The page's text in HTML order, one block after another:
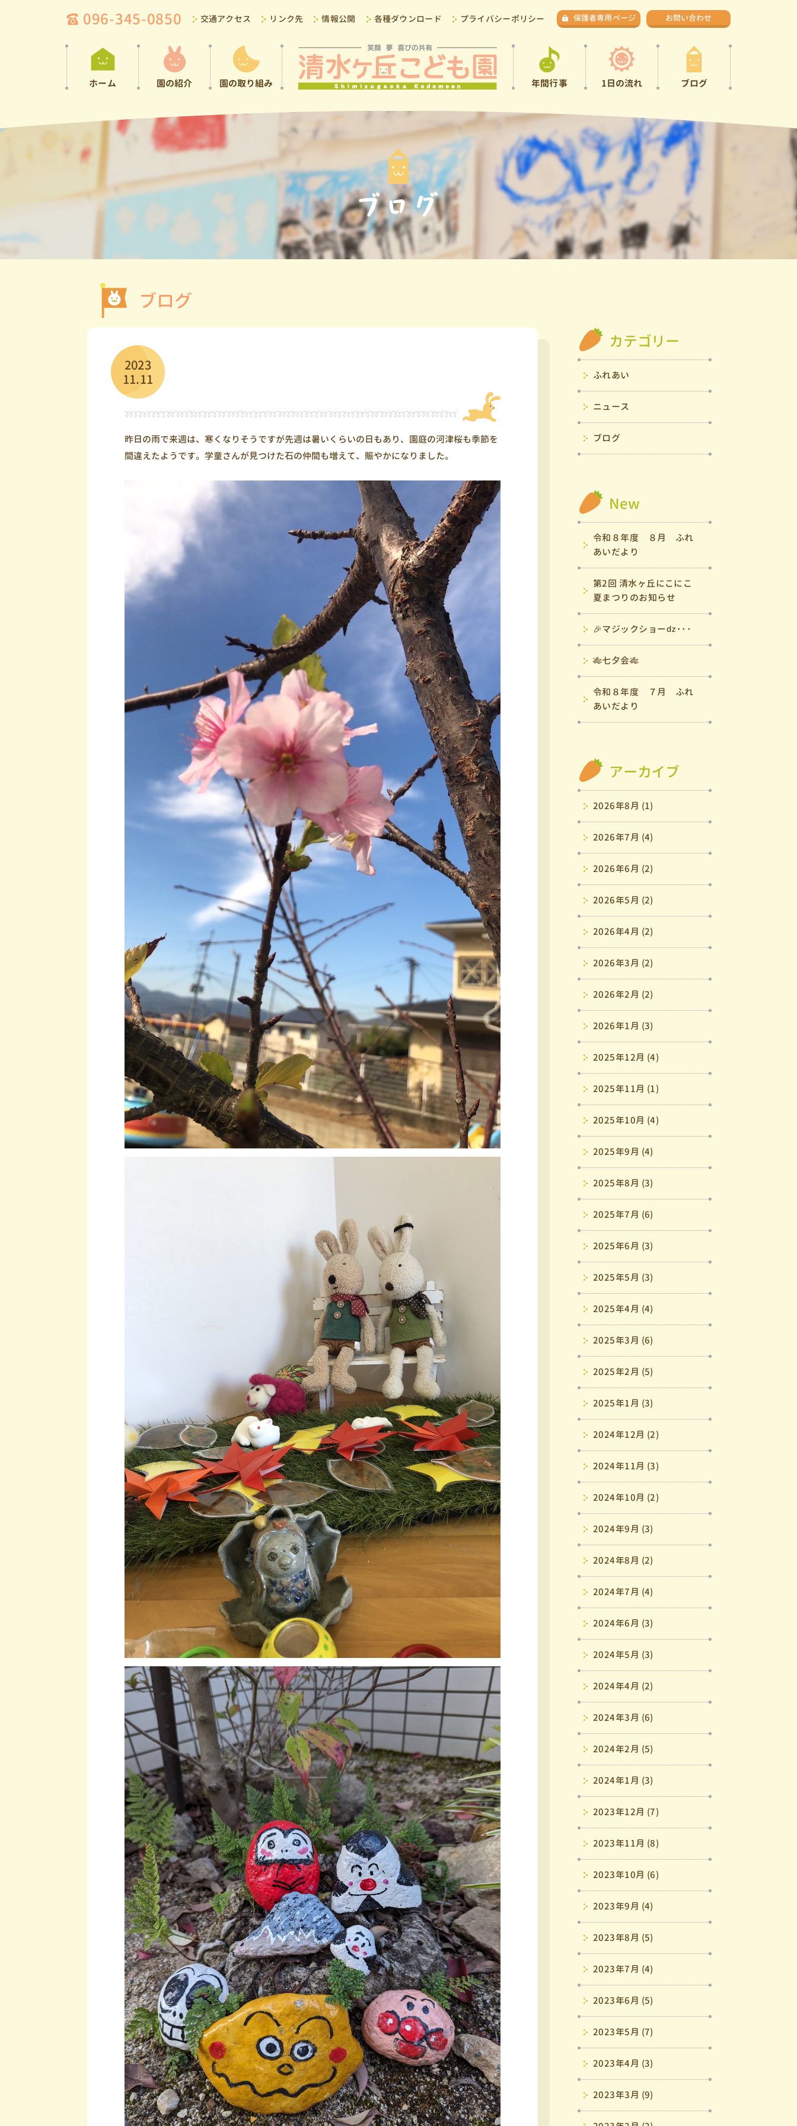
096-345-0850 交通アクセス リンク先 情報公開 各種ダウンロード プライバシーポリシー 保護者専用ページ お問い合わせ
ホーム 園の紹介 園の取り組み 年間行事 1日の流れ ブログ
ブログ
2023
11.11
昨日の雨で来週は、寒くなりそうですが先週は暑いくらいの日もあり、園庭の河津桜も季節を
間違えたようです。学童さんが見つけた石の仲間も増えて、賑やかになりました。
カテゴリー
ふれあい
ニュース
ブログ
New
令和８年度 ８月 ふれ
あいだより
第2回 清水ヶ丘にこにこ
夏まつりのお知らせ
🎉マジックショーǳ･･･
🎋七夕会🎋
令和８年度 ７月 ふれ
あいだより
アーカイブ
2026年8月 (1)
2026年7月 (4)
2026年6月 (2)
2026年5月 (2)
2026年4月 (2)
2026年3月 (2)
2026年2月 (2)
2026年1月 (3)
2025年12月 (4)
2025年11月 (1)
2025年10月 (4)
2025年9月 (4)
2025年8月 (3)
2025年7月 (6)
2025年6月 (3)
2025年5月 (3)
2025年4月 (4)
2025年3月 (6)
2025年2月 (5)
2025年1月 (3)
2024年12月 (2)
2024年11月 (3)
2024年10月 (2)
2024年9月 (3)
2024年8月 (2)
2024年7月 (4)
2024年6月 (3)
2024年5月 (3)
2024年4月 (2)
2024年3月 (6)
2024年2月 (5)
2024年1月 (3)
2023年12月 (7)
2023年11月 (8)
2023年10月 (6)
2023年9月 (4)
2023年8月 (5)
2023年7月 (4)
2023年6月 (5)
2023年5月 (7)
2023年4月 (3)
2023年3月 (9)